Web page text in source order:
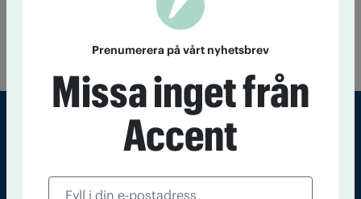
Accent söker vikarie
Sveriges största tidning om nykterhet, alkohol
och andra droger söker en journalist.
Sveriges största tidning om droger och nykterhet
Tidningen Accent, A4, Bondegatan 21, 116 33 Stockholm
Prenumerera på vårt nyhetsbrev
Missa inget från
Accent